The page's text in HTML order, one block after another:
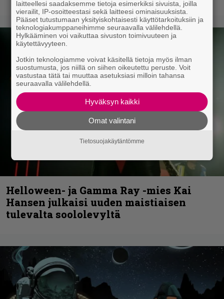
Helloween- ja Gamma Ray -mies Kai
Hansen julkaisi uuden maistiaisen
tulevalta soololevyltä
laitteellesi saadaksemme tietoja esimerkiksi sivuista, joilla
vierailit, IP-osoitteestasi sekä laitteesi ominaisuuksista.
Pääset tutustumaan yksityiskohtaisesti käyttötarkoituksiin ja
teknologiakumppaneihimme seuraavalla välilehdellä.
Hylkääminen voi vaikuttaa sivuston toimivuuteen ja
käytettävyyteen.
Jotkin teknologiamme voivat käsitellä tietoja myös ilman
suostumusta, jos niillä on siihen oikeutettu peruste. Voit
vastustaa tätä tai muuttaa asetuksiasi milloin tahansa
seuraavalla välilehdellä.
Hyväksyn kaikki
Omat valintani
Tietosuojakäytäntömme